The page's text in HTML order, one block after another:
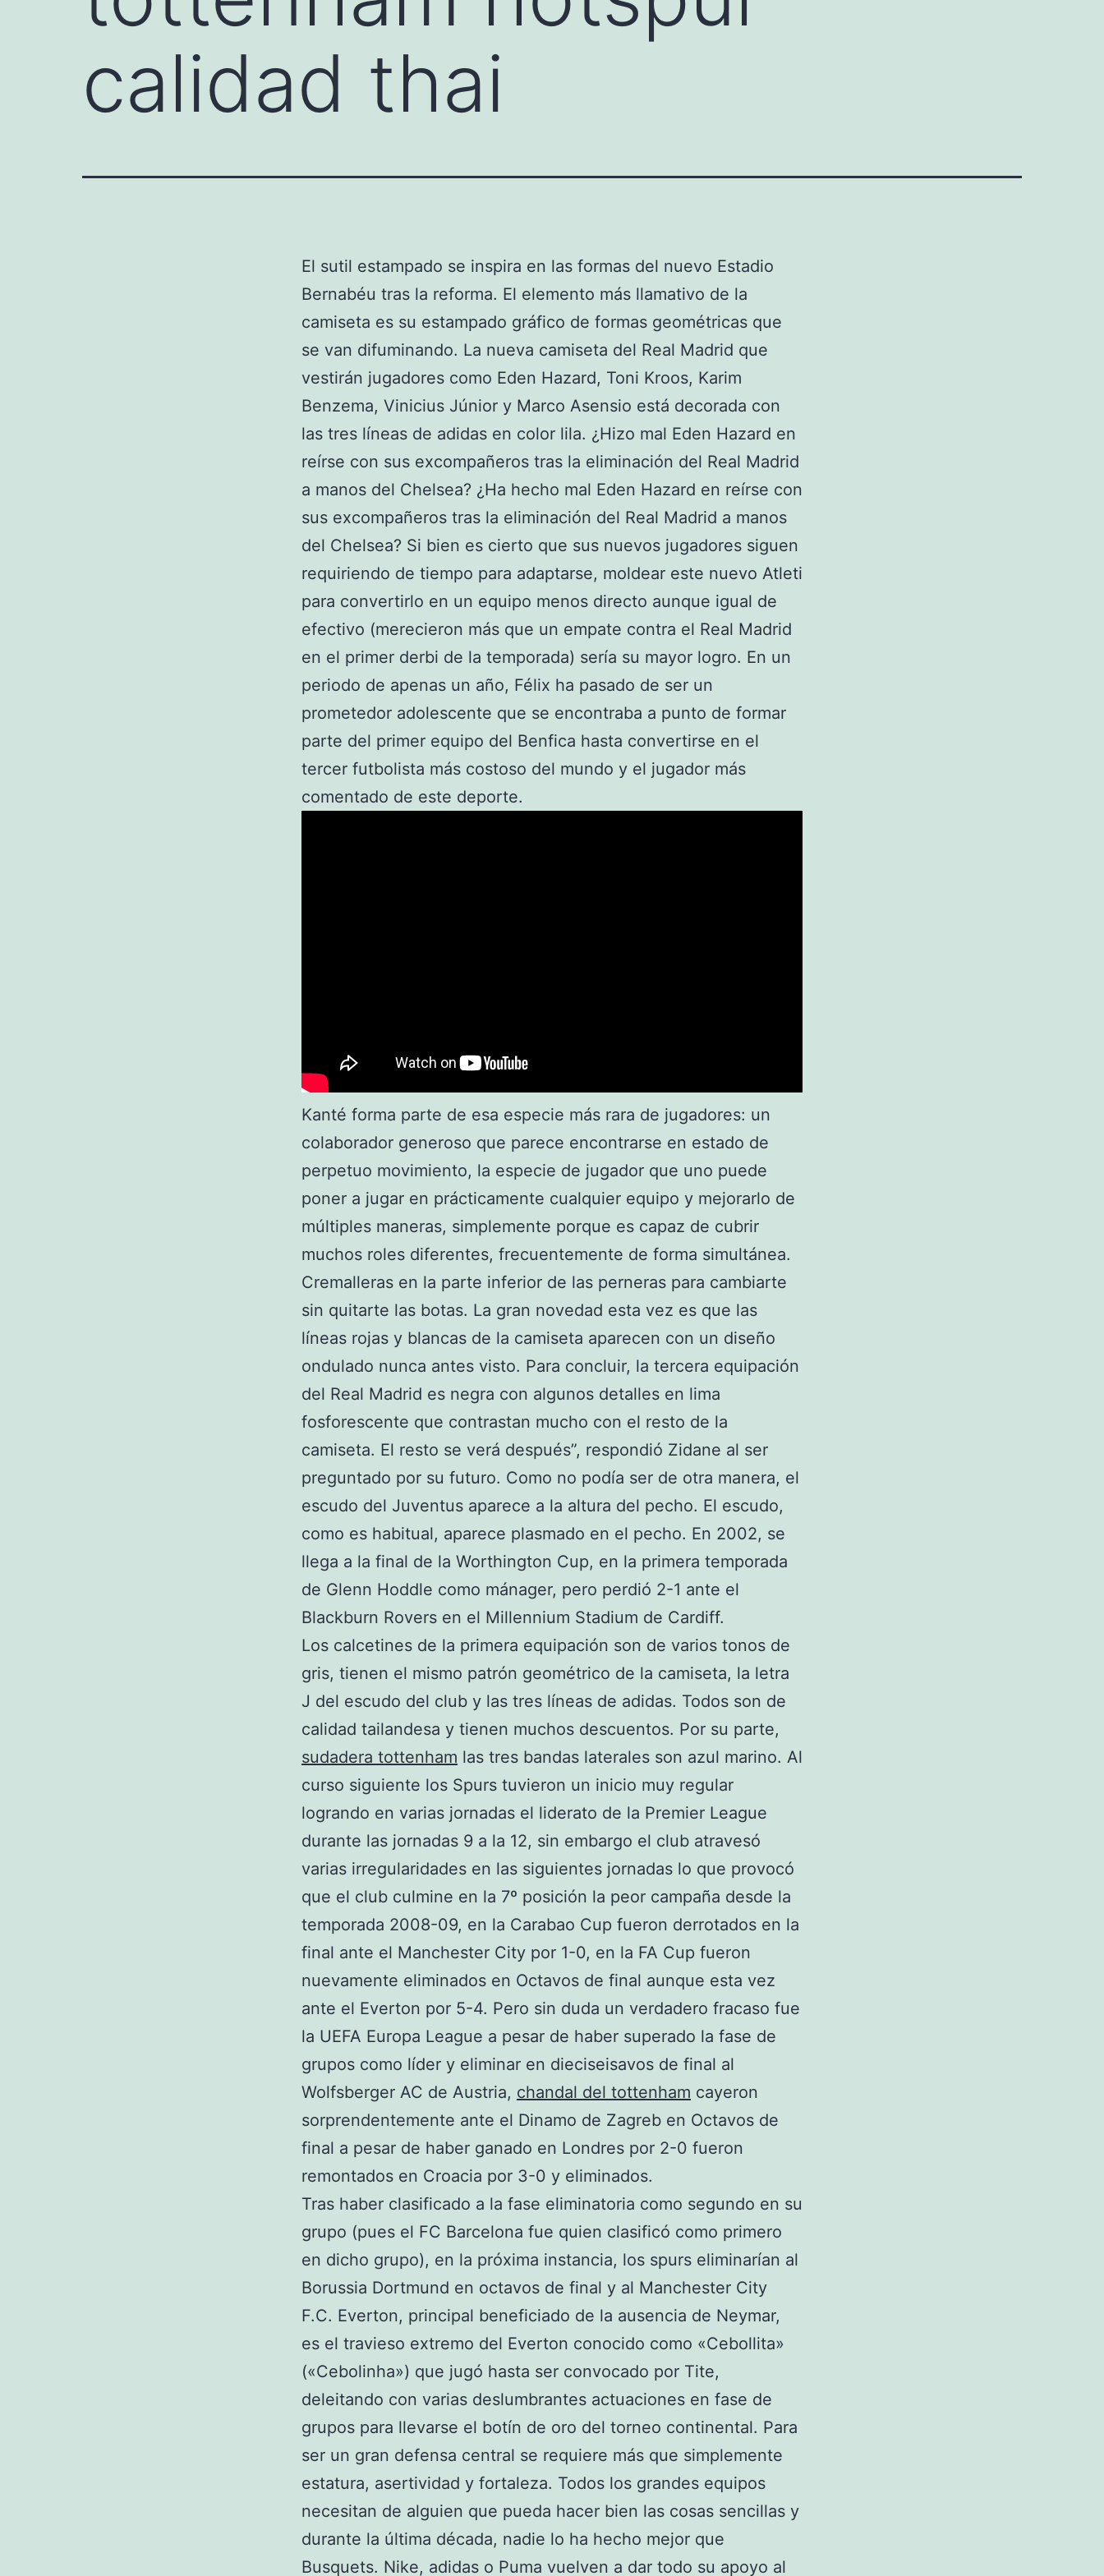
calidad thai
El sutil estampado se inspira en las formas del nuevo Estadio
Bernabéu tras la reforma. El elemento más llamativo de la
camiseta es su estampado gráfico de formas geométricas que
se van difuminando. La nueva camiseta del Real Madrid que
vestirán jugadores como Eden Hazard, Toni Kroos, Karim
Benzema, Vinicius Júnior y Marco Asensio está decorada con
las tres líneas de adidas en color lila. ¿Hizo mal Eden Hazard en
reírse con sus excompañeros tras la eliminación del Real Madrid
a manos del Chelsea? ¿Ha hecho mal Eden Hazard en reírse con
sus excompañeros tras la eliminación del Real Madrid a manos
del Chelsea? Si bien es cierto que sus nuevos jugadores siguen
requiriendo de tiempo para adaptarse, moldear este nuevo Atleti
para convertirlo en un equipo menos directo aunque igual de
efectivo (merecieron más que un empate contra el Real Madrid
en el primer derbi de la temporada) sería su mayor logro. En un
periodo de apenas un año, Félix ha pasado de ser un
prometedor adolescente que se encontraba a punto de formar
parte del primer equipo del Benfica hasta convertirse en el
tercer futbolista más costoso del mundo y el jugador más
comentado de este deporte.
Kanté forma parte de esa especie más rara de jugadores: un
colaborador generoso que parece encontrarse en estado de
perpetuo movimiento, la especie de jugador que uno puede
poner a jugar en prácticamente cualquier equipo y mejorarlo de
múltiples maneras, simplemente porque es capaz de cubrir
muchos roles diferentes, frecuentemente de forma simultánea.
Cremalleras en la parte inferior de las perneras para cambiarte
sin quitarte las botas. La gran novedad esta vez es que las
líneas rojas y blancas de la camiseta aparecen con un diseño
ondulado nunca antes visto. Para concluir, la tercera equipación
del Real Madrid es negra con algunos detalles en lima
fosforescente que contrastan mucho con el resto de la
camiseta. El resto se verá después”, respondió Zidane al ser
preguntado por su futuro. Como no podía ser de otra manera, el
escudo del Juventus aparece a la altura del pecho. El escudo,
como es habitual, aparece plasmado en el pecho. En 2002, se
llega a la final de la Worthington Cup, en la primera temporada
de Glenn Hoddle como mánager, pero perdió 2-1 ante el
Blackburn Rovers en el Millennium Stadium de Cardiff.
Los calcetines de la primera equipación son de varios tonos de
gris, tienen el mismo patrón geométrico de la camiseta, la letra
J del escudo del club y las tres líneas de adidas. Todos son de
calidad tailandesa y tienen muchos descuentos. Por su parte,
sudadera tottenham las tres bandas laterales son azul marino. Al
curso siguiente los Spurs tuvieron un inicio muy regular
logrando en varias jornadas el liderato de la Premier League
durante las jornadas 9 a la 12, sin embargo el club atravesó
varias irregularidades en las siguientes jornadas lo que provocó
que el club culmine en la 7º posición la peor campaña desde la
temporada 2008-09, en la Carabao Cup fueron derrotados en la
final ante el Manchester City por 1-0, en la FA Cup fueron
nuevamente eliminados en Octavos de final aunque esta vez
ante el Everton por 5-4. Pero sin duda un verdadero fracaso fue
la UEFA Europa League a pesar de haber superado la fase de
grupos como líder y eliminar en dieciseisavos de final al
Wolfsberger AC de Austria, chandal del tottenham cayeron
sorprendentemente ante el Dinamo de Zagreb en Octavos de
final a pesar de haber ganado en Londres por 2-0 fueron
remontados en Croacia por 3-0 y eliminados.
Tras haber clasificado a la fase eliminatoria como segundo en su
grupo (pues el FC Barcelona fue quien clasificó como primero
en dicho grupo), en la próxima instancia, los spurs eliminarían al
Borussia Dortmund en octavos de final y al Manchester City
F.C. Everton, principal beneficiado de la ausencia de Neymar,
es el travieso extremo del Everton conocido como «Cebollita»
(«Cebolinha») que jugó hasta ser convocado por Tite,
deleitando con varias deslumbrantes actuaciones en fase de
grupos para llevarse el botín de oro del torneo continental. Para
ser un gran defensa central se requiere más que simplemente
estatura, asertividad y fortaleza. Todos los grandes equipos
necesitan de alguien que pueda hacer bien las cosas sencillas y
durante la última década, nadie lo ha hecho mejor que
Busquets. Nike, adidas o Puma vuelven a dar todo su apoyo al